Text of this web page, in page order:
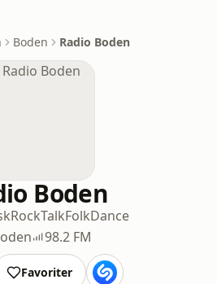
Boden Radio Boden
Boden
RockTalkFolkDance
98.2 FM
Favoriter